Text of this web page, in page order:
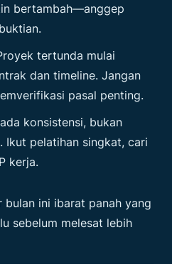
bertambah—anggep
tertunda mulai
dan timeline. Jangan
pasal penting.
konsistensi, bukan
Ikut pelatihan singkat, cari
kerja.
ini ibarat panah yang
sebelum melesat lebih